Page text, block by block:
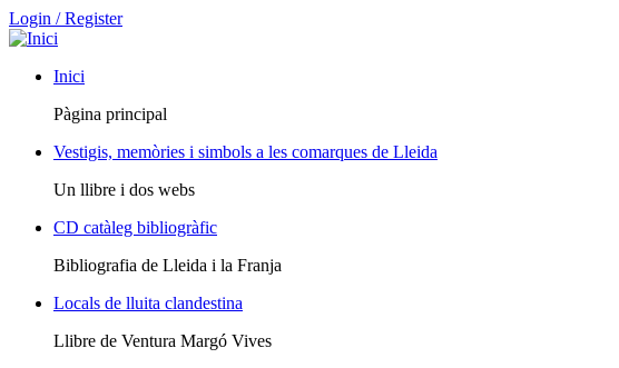
Login / Register
Inici
Pàgina principal
Vestigis, memòries i simbols a les comarques de Lleida
Un llibre i dos webs
CD catàleg bibliogràfic
Bibliografia de Lleida i la Franja
Locals de lluita clandestina
Llibre de Ventura Margó Vives